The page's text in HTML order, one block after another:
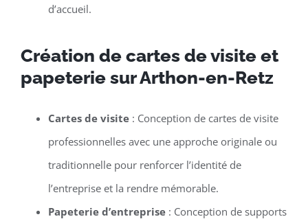
d’accueil.
Création de cartes de visite et
papeterie sur Arthon-en-Retz
Cartes de visite: Conception de cartes de visite
professionnelles avec une approche originale ou
traditionnelle pour renforcer l’identité de
l’entreprise et la rendre mémorable.
Papeterie d’entreprise: Conception de supports